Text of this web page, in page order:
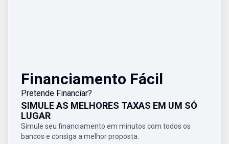
Financiamento Fácil
Pretende Financiar?
SIMULE AS MELHORES TAXAS EM UM SÓ
LUGAR
Simule seu financiamento em minutos com todos os
bancos e consiga a melhor proposta.